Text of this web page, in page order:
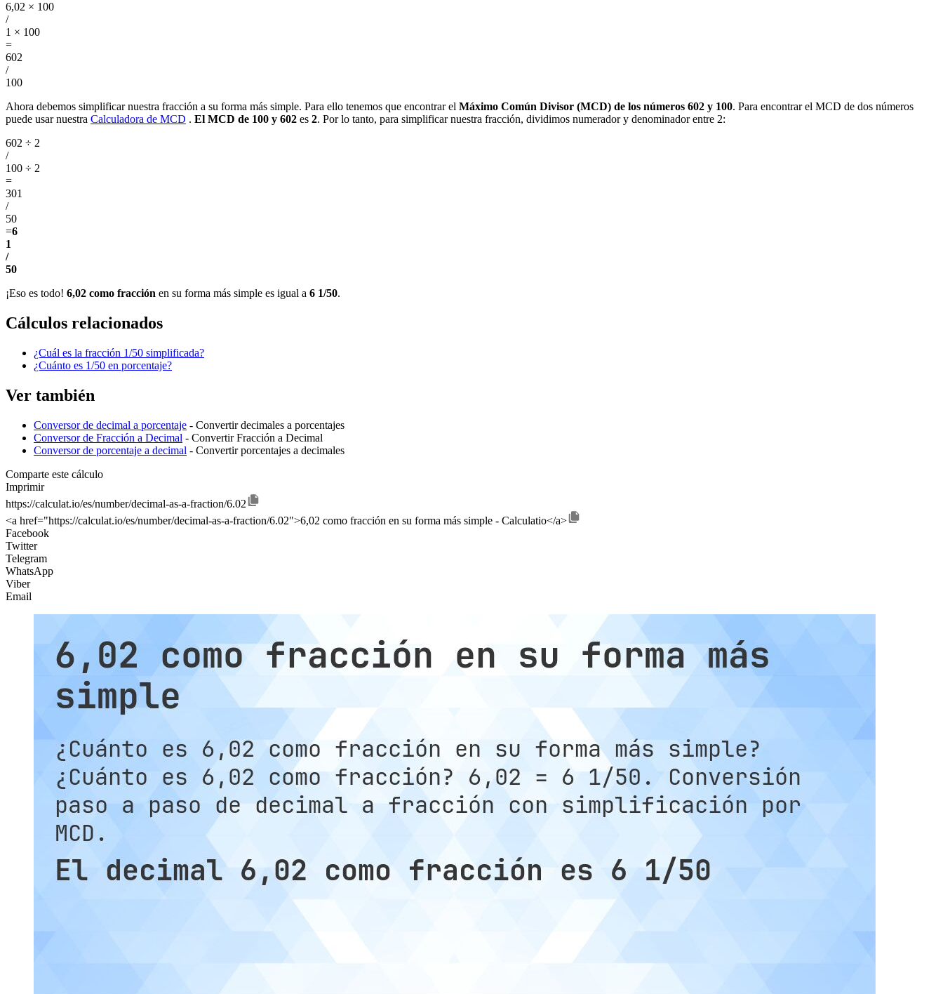
6,02 × 100
/
1 × 100
=
602
/
100
Ahora debemos simplificar nuestra fracción a su forma más simple. Para ello tenemos que encontrar el Máximo Común Divisor (MCD) de los números 602 y 100. Para encontrar el MCD de dos números
puede usar nuestra Calculadora de MCD . El MCD de 100 y 602 es 2. Por lo tanto, para simplificar nuestra fracción, dividimos numerador y denominador entre 2:
602 ÷ 2
/
100 ÷ 2
=
301
/
50
=6
1
/
50
¡Eso es todo! 6,02 como fracción en su forma más simple es igual a 6 1/50.
Cálculos relacionados
¿Cuál es la fracción 1/50 simplificada?
¿Cuánto es 1/50 en porcentaje?
Ver también
Conversor de decimal a porcentaje - Convertir decimales a porcentajes
Conversor de Fracción a Decimal - Convertir Fracción a Decimal
Conversor de porcentaje a decimal - Convertir porcentajes a decimales
Comparte este cálculo
Imprimir
https://calculat.io/es/number/decimal-as-a-fraction/6.02
<a href="https://calculat.io/es/number/decimal-as-a-fraction/6.02">6,02 como fracción en su forma más simple - Calculatio</a>
Facebook
Twitter
Telegram
WhatsApp
Viber
Email